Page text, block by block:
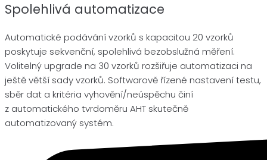
Spolehlivá automatizace
Automatické podávání vzorků s kapacitou 20 vzorků
poskytuje sekvenční, spolehlivá bezobslužná měření.
Volitelný upgrade na 30 vzorků rozšiřuje automatizaci na
ještě větší sady vzorků. Softwarově řízené nastavení testu,
sběr dat a kritéria vyhovění/neúspěchu činí
z automatického tvrdoměru AHT skutečně
automatizovaný systém.